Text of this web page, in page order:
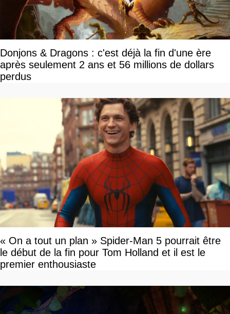
Donjons & Dragons : c'est déjà la fin d'une ère
après seulement 2 ans et 56 millions de dollars
perdus
« On a tout un plan » Spider-Man 5 pourrait être
le début de la fin pour Tom Holland et il est le
premier enthousiaste